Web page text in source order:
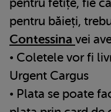
pentru fetițe, fie
pentru băieți,
Contessina vei
• Coletele vor fi
Urgent Cargus
• Plata se poate